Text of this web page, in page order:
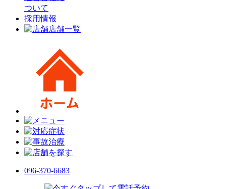
ついて
採用情報
店舗一覧
096-370-6683